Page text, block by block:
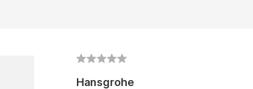
Hansgrohe